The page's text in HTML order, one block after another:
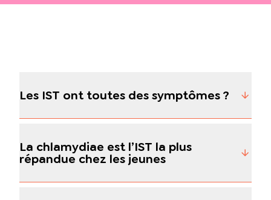
Les IST ont toutes des symptômes ?
La chlamydiae est l’IST la plus
répandue chez les jeunes